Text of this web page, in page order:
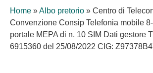
Home »Albo pretorio » Centro di
Convenzione Consip Telefonia mobile
portale MEPA di n. 10 SIM Dati gestore
6915360 del 25/08/2022 CIG: